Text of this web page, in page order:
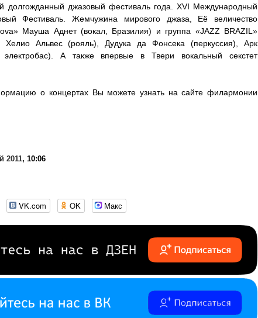
джазовый фестиваль года. XVI Международный
Фестиваль. Жемчужина мирового джаза, Её величество
Мауша Аднет (вокал, Бразилия) и группа «JAZZ BRAZIL»
Хелио Альвес (рояль), Дудука да Фонсека (перкуссия), Арк
электробас). А также впервые в Твери вокальный секстет
о концертах Вы можете узнать на сайте филармонии
2011, 10:06
VK.com OK Макс